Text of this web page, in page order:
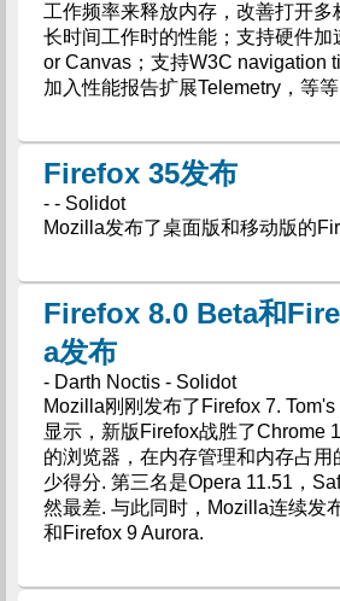
工作频率来释放内存，改善打开多
长时间工作时的性能；支持硬件加
or Canvas；支持W3C navigation
加入性能报告扩展Telemetry，等
Firefox 35发布
- - Solidot
Mozilla发布了桌面版和移动版的
Firefox 8.0 Beta和
a发布
- Darth Noctis - Solidot
Mozilla刚刚发布了Firefox 7.
显示，新版Firefox战胜了Chrome
的浏览器，在内存管理和内存占用
少得分. 第三名是Opera 11.51，
然最差. 与此同时，Mozilla连续发
和Firefox 9 Aurora.